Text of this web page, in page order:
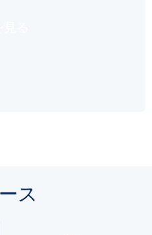
ス